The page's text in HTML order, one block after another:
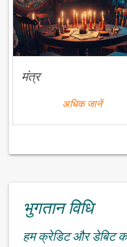
मंत्र
अधिक जानें
भुगतान विधि
हम क्रेडिट और डेबिट